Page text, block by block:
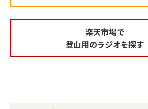
楽天市場で
登山用のラジオを探す